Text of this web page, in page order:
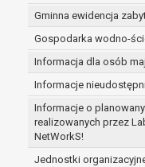
Gminna ewidencja
Gospodarka wodno-
Informacja dla osób
Informacje
Informacje o
realizowanych przez
NetWorkS!
Jednostki